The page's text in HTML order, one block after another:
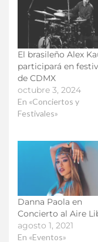
El brasileño Alex
participará en
de CDMX
octubre 3, 2024
En «Conciertos y
Festivales»
Danna Paola en
Concierto al Aire
agosto 1, 2021
En «Eventos»